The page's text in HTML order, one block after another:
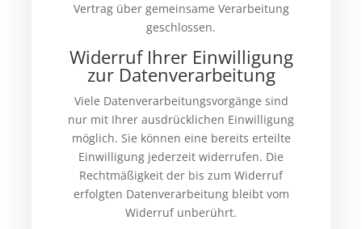
Vertrag über gemeinsame Verarbeitung
geschlossen.
Widerruf Ihrer Einwilligung
zur Datenverarbeitung
Viele Datenverarbeitungsvorgänge sind
nur mit Ihrer ausdrücklichen Einwilligung
möglich. Sie können eine bereits erteilte
Einwilligung jederzeit widerrufen. Die
Rechtmäßigkeit der bis zum Widerruf
erfolgten Datenverarbeitung bleibt vom
Widerruf unberührt.